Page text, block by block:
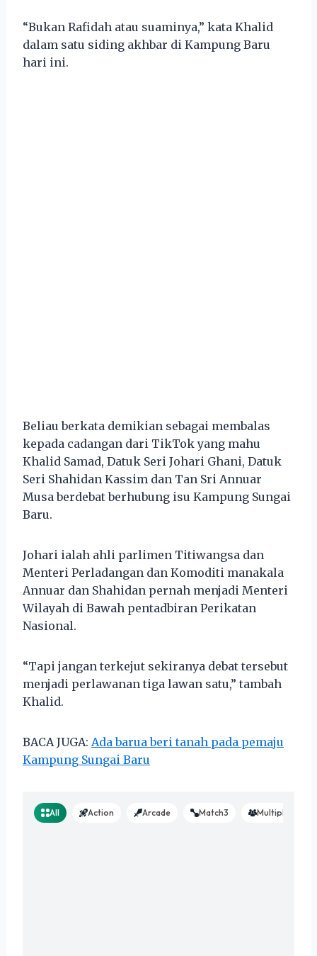
“Bukan Rafidah atau suaminya,” kata Khalid
dalam satu siding akhbar di Kampung Baru
hari ini.
Beliau berkata demikian sebagai membalas
kepada cadangan dari TikTok yang mahu
Khalid Samad, Datuk Seri Johari Ghani, Datuk
Seri Shahidan Kassim dan Tan Sri Annuar
Musa berdebat berhubung isu Kampung Sungai
Baru.
Johari ialah ahli parlimen Titiwangsa dan
Menteri Perladangan dan Komoditi manakala
Annuar dan Shahidan pernah menjadi Menteri
Wilayah di Bawah pentadbiran Perikatan
Nasional.
“Tapi jangan terkejut sekiranya debat tersebut
menjadi perlawanan tiga lawan satu,” tambah
Khalid.
BACA JUGA: Ada barua beri tanah pada pemaju
Kampung Sungai Baru